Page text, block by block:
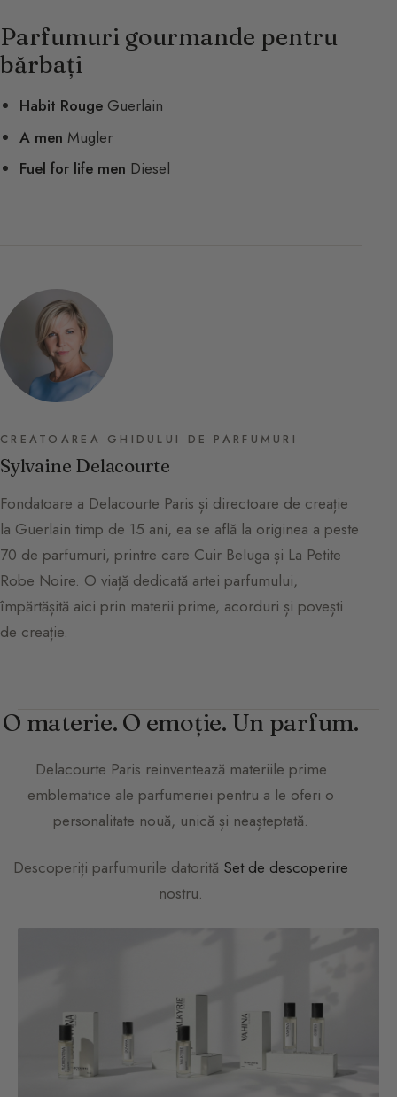
Parfumuri gourmande pentru
bărbați
Habit Rouge Guerlain
A men Mugler
Fuel for life men Diesel
CREATOAREA GHIDULUI DE PARFUMURI
Sylvaine Delacourte
Fondatoare a Delacourte Paris și directoare de creație
la Guerlain timp de 15 ani, ea se află la originea a peste
70 de parfumuri, printre care Cuir Beluga și La Petite
Robe Noire. O viață dedicată artei parfumului,
împărtășită aici prin materii prime, acorduri și povești
de creație.
O materie. O emoție. Un parfum.
Delacourte Paris reinventează materiile prime
emblematice ale parfumeriei pentru a le oferi o
personalitate nouă, unică și neașteptată.
Descoperiți parfumurile datorită Set de descoperire
nostru.